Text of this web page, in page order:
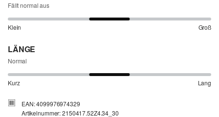
Fällt normal aus
Klein Groß
LÄNGE
Normal
Kurz Lang
EAN: 4099976974329
Artikelnummer: 2150417.52Z4.34_30